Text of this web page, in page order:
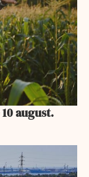
august.